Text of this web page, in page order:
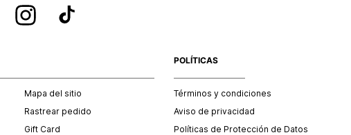
Mapa del sitio
Rastrear pedido
Gift Card
POLÍTICAS
Términos y condiciones
Aviso de privacidad
Políticas de Protección de Datos